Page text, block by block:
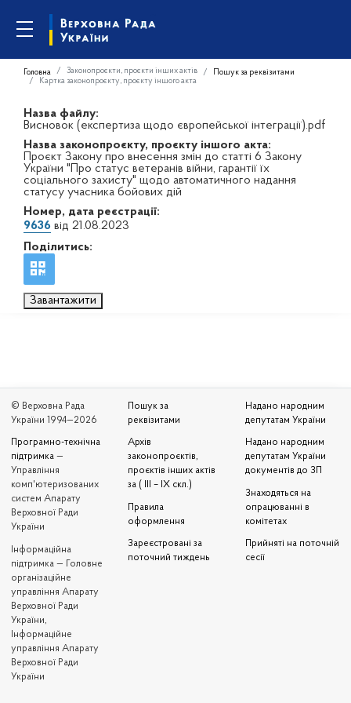
Головна Законопроєкти, проєкти інших актів
Пошук за реквізитами
Картка законопроєкту, проєкту іншого акта
Назва файлу:
Висновок (експертиза щодо європейської інтеграції).pdf
Назва законопроєкту, проєкту іншого акта:
Проєкт Закону про внесення змін до статті 6 Закону
України "Про статус ветеранів війни, гарантії їх
соціального захисту" щодо автоматичного надання
статусу учасника бойових дій
Номер, дата реєстрації:
9636 від 21.08.2023
Поділитись:
Завантажити
© Верховна Рада
України 1994—2026
Програмно-технічна
підтримка —
Управління
комп'ютеризованих
систем Апарату
Верховної Ради
України
Iнформаційна
підтримка — Головне
організаційне
управління Апарату
Верховної Ради
України,
Інформаційне
управління Апарату
Верховної Ради
України
Пошук за
реквізитами
Архів
законопроєктів,
проєктів інших актів
за ( III – IX скл.)
Правила
оформлення
Зареєстровані за
поточний тиждень
Надано народним
депутатам України
Надано народним
депутатам України
документів до ЗП
Знаходяться на
опрацюванні в
комітетах
Прийняті на поточній
сесії